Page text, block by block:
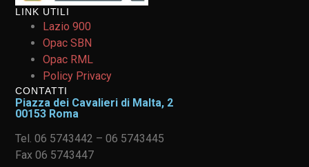
LINK UTILI
Lazio 900
Opac SBN
Opac RML
Policy Privacy
CONTATTI
Piazza dei Cavalieri di Malta, 2
00153 Roma
Tel. 06 5743442 – 06 5743445
Fax 06 5743447